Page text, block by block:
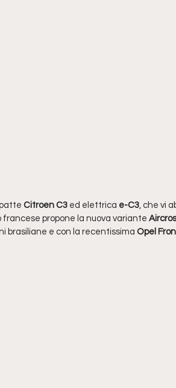
Citroen C3 ed elettrica e-C3 , che vi
propone la nuova variante
brasiliane e con la recentissima Opel